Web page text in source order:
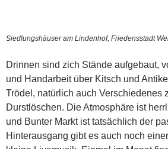
Siedlungshäuser am Lindenhof, Friedensstadt
Drinnen sind zich Stände aufgebaut,
und Handarbeit über Kitsch und
Trödel, natürlich auch Verschiedenes
Durstlöschen. Die Atmosphäre ist
und Bunter Markt ist tatsächlich der
Hinterausgang gibt es auch noch